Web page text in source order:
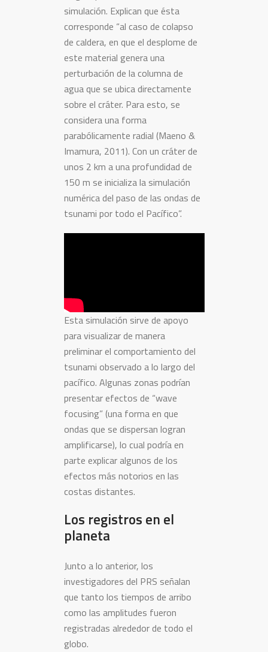
simulación. Explican que ésta
corresponde “al caso de colapso
de caldera, en que el desplome de
este material genera una
perturbación de la columna de
agua que se ubica directamente
sobre el cráter. Para esto, se
considera una forma
parabólicamente radial (Maeno &
Imamura, 2011). Con un cráter de
unos 2 km a una profundidad de
150 m se inicializa la simulación
numérica del paso de las ondas de
tsunami por todo el Pacífico”.
Esta simulación sirve de apoyo
para visualizar de manera
preliminar el comportamiento del
tsunami observado a lo largo del
pacífico. Algunas zonas podrían
presentar efectos de “wave
focusing” (una forma en que
ondas que se dispersan logran
amplificarse), lo cual podría en
parte explicar algunos de los
efectos más notorios en las
costas distantes.
Los registros en el
planeta
Junto a lo anterior, los
investigadores del PRS señalan
que tanto los tiempos de arribo
como las amplitudes fueron
registradas alrededor de todo el
globo.